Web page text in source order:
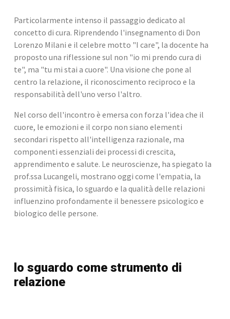
Particolarmente intenso il passaggio dedicato al
concetto di cura. Riprendendo l'insegnamento di Don
Lorenzo Milani e il celebre motto "I care", la docente ha
proposto una riflessione sul non "io mi prendo cura di
te", ma "tu mi stai a cuore". Una visione che pone al
centro la relazione, il riconoscimento reciproco e la
responsabilità dell'uno verso l'altro.
Nel corso dell'incontro è emersa con forza l'idea che il
cuore, le emozioni e il corpo non siano elementi
secondari rispetto all'intelligenza razionale, ma
componenti essenziali dei processi di crescita,
apprendimento e salute. Le neuroscienze, ha spiegato la
prof.ssa Lucangeli, mostrano oggi come l'empatia, la
prossimità fisica, lo sguardo e la qualità delle relazioni
influenzino profondamente il benessere psicologico e
biologico delle persone.
lo sguardo come strumento di
relazione